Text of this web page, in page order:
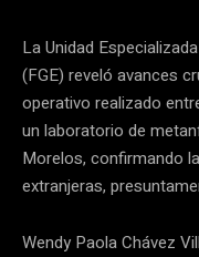
La Unidad
(FGE) reveló avances
operativo realizado
un laboratorio de
Morelos, confirmando
extranjeras,
Wendy Paola Chávez